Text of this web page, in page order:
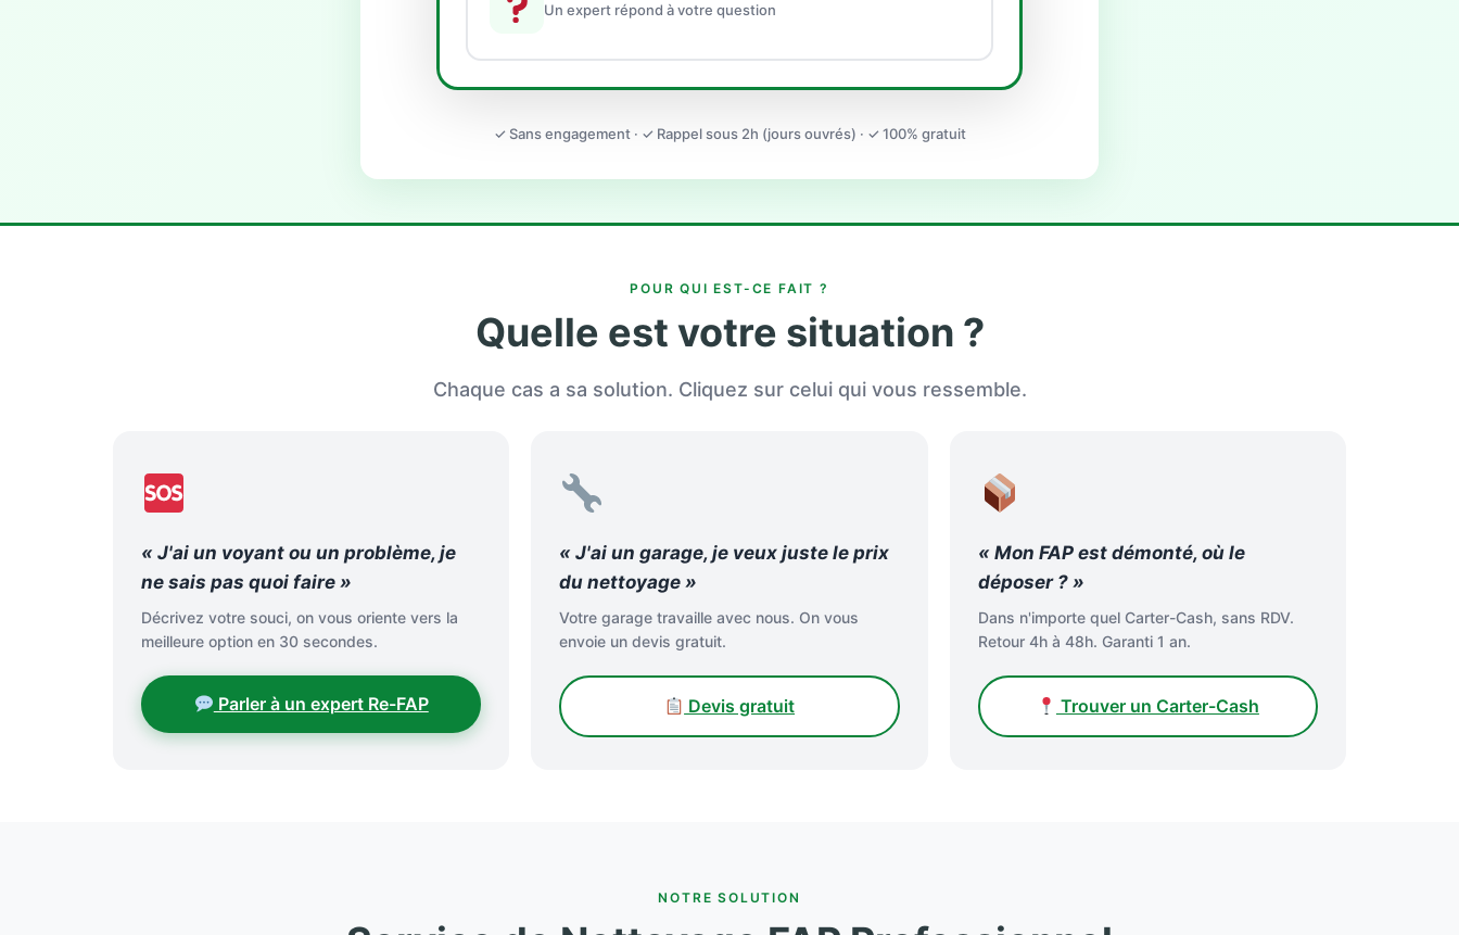
Un expert répond à votre question
✓ Sans engagement · ✓ Rappel sous 2h (jours ouvrés) · ✓ 100% gratuit
POUR QUI EST-CE FAIT ?
Quelle est votre situation ?
Chaque cas a sa solution. Cliquez sur celui qui vous ressemble.
« J'ai un voyant ou un problème, je
ne sais pas quoi faire »
Décrivez votre souci, on vous oriente vers la
meilleure option en 30 secondes.
Parler à un expert Re-FAP
« J'ai un garage, je veux juste le prix
du nettoyage »
Votre garage travaille avec nous. On vous
envoie un devis gratuit.
Devis gratuit
« Mon FAP est démonté, où le
déposer ? »
Dans n'importe quel Carter-Cash, sans RDV.
Retour 4h à 48h. Garanti 1 an.
Trouver un Carter-Cash
NOTRE SOLUTION